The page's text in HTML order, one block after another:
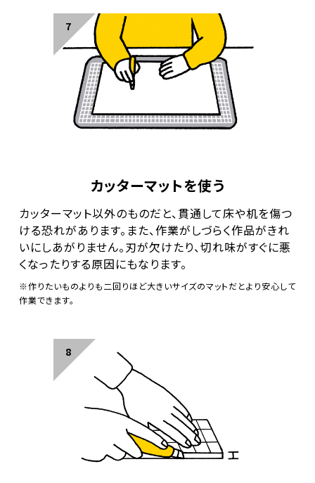
カッターマットを使う
カッターマット以外のものだと、貫通して床や机を傷つ
ける恐れがあります。また、作業がしづらく作品がきれ
いにしあがりません。刃が欠けたり、切れ味がすぐに悪
くなったりする原因にもなります。
※作りたいものよりも二回りほど大きいサイズのマットだとより安心して
作業できます。